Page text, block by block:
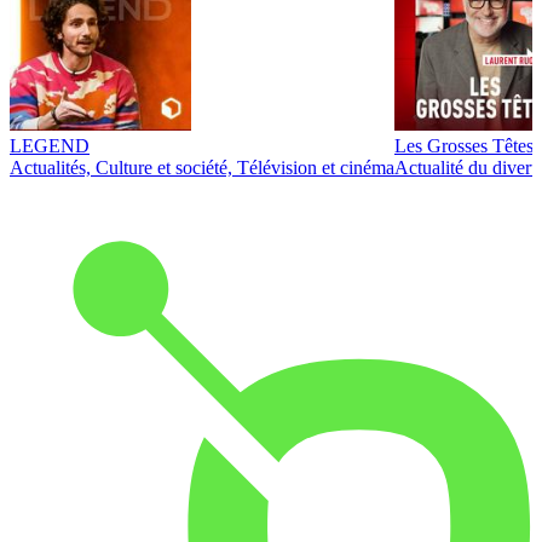
LEGEND
Actualités, Culture et société, Télévision et cinéma
Les Grosses Têtes
Actualité du